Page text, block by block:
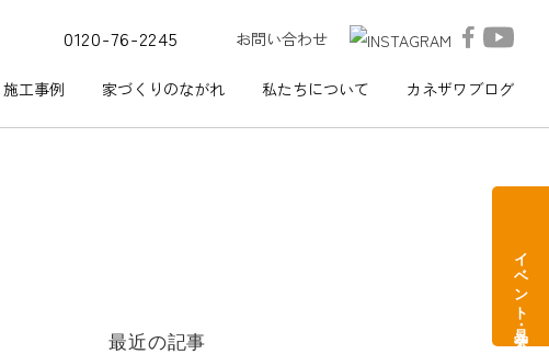
0120-76-2245 お問い合わせ
施工事例 家づくりのながれ 私たちについて カネザワブログ
イベント・見学会
最近の記事